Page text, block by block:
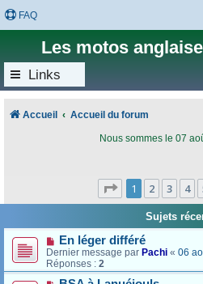
FAQ
Les motos
Links
Accueil Accueil du forum
Nous sommes le 07
Page 1sur
1 2 3 4
Sujets
En léger différé
Dernier message par Pachi « 06
Réponses : 2